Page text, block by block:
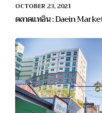
OCTOBER 23, 2021
ตลาดแทอิน : Daein